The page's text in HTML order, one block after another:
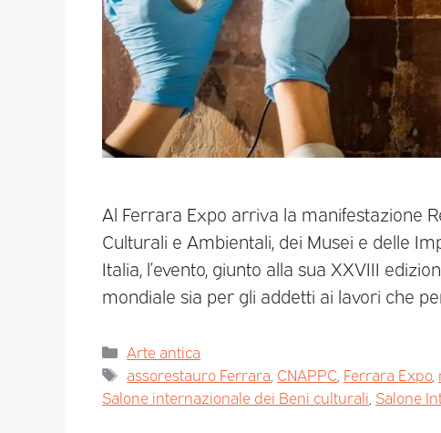
Al Ferrara Expo arriva la manifestazione
Culturali e Ambientali, dei Musei e delle
Italia, l’evento, giunto alla sua XXVIII
mondiale sia per gli addetti ai lavori che
Arte antica
assorestauro Ferrara CNAPPC Ferrara Expo,
Salone internazionale dei Beni culturali Salone